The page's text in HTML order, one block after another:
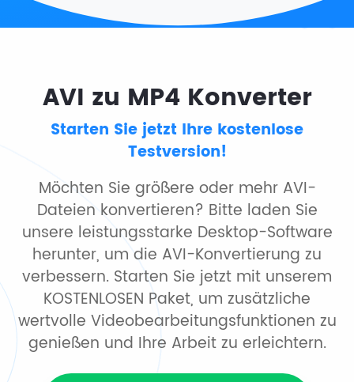
AVI zu MP4 Konverter
Starten Sie jetzt Ihre kostenlose
Testversion!
Möchten Sie größere oder mehr AVI-
Dateien konvertieren? Bitte laden Sie
unsere leistungsstarke Desktop-Software
herunter, um die AVI-Konvertierung zu
verbessern. Starten Sie jetzt mit unserem
KOSTENLOSEN Paket, um zusätzliche
wertvolle Videobearbeitungsfunktionen zu
genießen und Ihre Arbeit zu erleichtern.